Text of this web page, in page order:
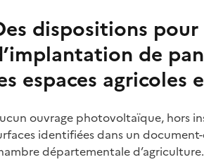
dispositions
de
espaces agricoles
ouvrage photovoltaïque, hors
identifiées dans un
départementale d’agriculture.